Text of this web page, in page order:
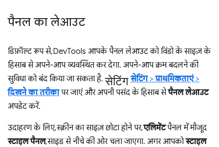
पैनल का लेआउट
डिफ़ॉल्ट रूप से, DevTools आपके पैनल लेआउट को विंडो के साइज़ के
हिसाब से अपने-आप व्यवस्थित कर देगा. अपने-आप क्रम बदलने की
सुविधा को बंद किया जा सकता है.सेटिंग सेटिंग>प्राथमिकताएं>
दिखने का तरीकापर जाएं और अपनी पसंद के हिसाब सेपैनल लेआउट
अपडेट करें.
उदाहरण के लिए, स्क्रीन का साइज़ छोटा होने पर,एलिमेंटपैनल में मौजूद
स्टाइल पैनल, साइड से नीचे की ओर चला जाएगा. अगर आपकोस्टाइल